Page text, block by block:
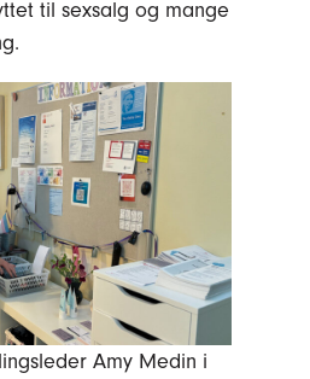
til sexsalg og mange
Amy Medin i